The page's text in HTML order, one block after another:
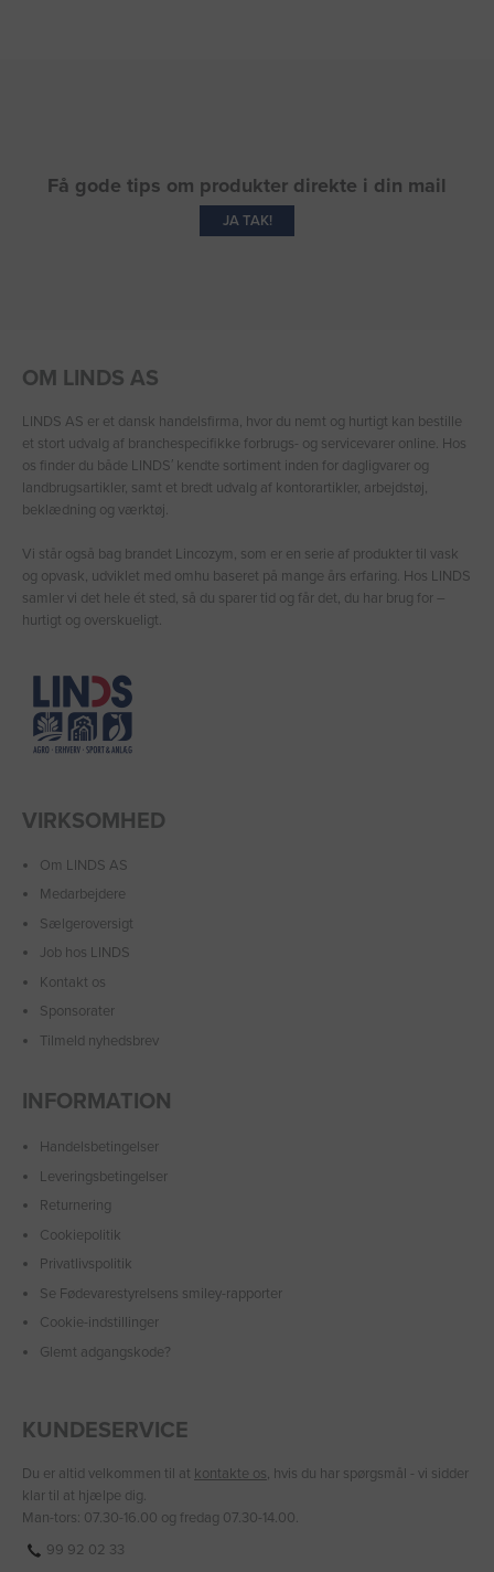
Få gode tips om produkter direkte i din mail
JA TAK!
OM LINDS AS
LINDS AS er et dansk handelsfirma, hvor du nemt og hurtigt kan bestille
et stort udvalg af branchespecifikke forbrugs- og servicevarer online. Hos
os finder du både LINDS′ kendte sortiment inden for dagligvarer og
landbrugsartikler, samt et bredt udvalg af kontorartikler, arbejdstøj,
beklædning og værktøj.
Vi står også bag brandet Lincozym, som er en serie af produkter til vask
og opvask, udviklet med omhu baseret på mange års erfaring. Hos LINDS
samler vi det hele ét sted, så du sparer tid og får det, du har brug for –
hurtigt og overskueligt.
VIRKSOMHED
Om LINDS AS
Medarbejdere
Sælgeroversigt
Job hos LINDS
Kontakt os
Sponsorater
Tilmeld nyhedsbrev
INFORMATION
Handelsbetingelser
Leveringsbetingelser
Returnering
Cookiepolitik
Privatlivspolitik
Se Fødevarestyrelsens smiley-rapporter
Cookie-indstillinger
Glemt adgangskode?
KUNDESERVICE
Du er altid velkommen til at kontakte os, hvis du har spørgsmål - vi sidder
klar til at hjælpe dig.
Man-tors: 07.30-16.00 og fredag 07.30-14.00.
99 92 02 33